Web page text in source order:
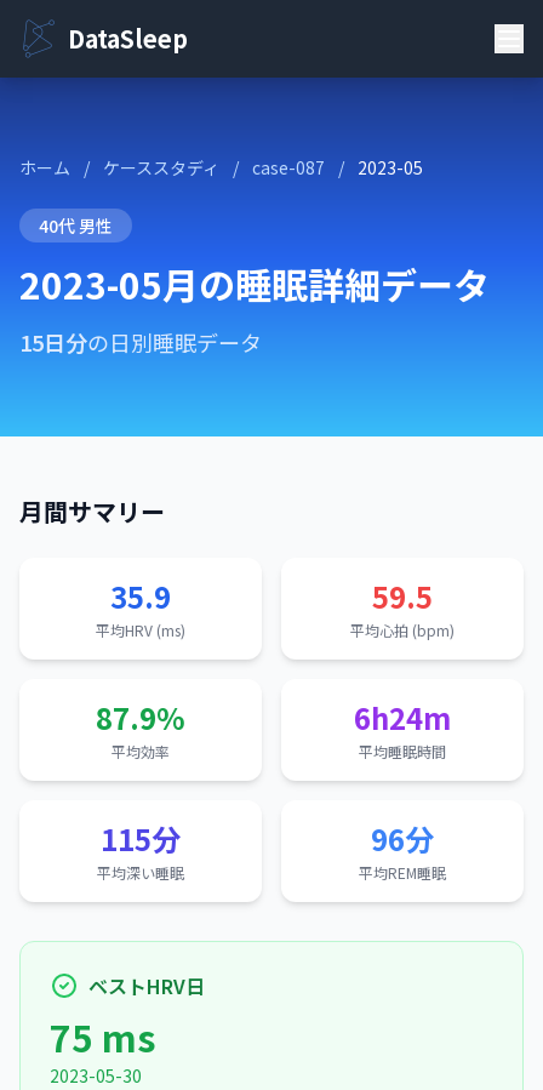
DataSleep
ホーム / ケーススタディ / case-087 / 2023-05
40代 男性
2023-05月の睡眠詳細データ
15日分の日別睡眠データ
月間サマリー
35.9
平均HRV (ms)
59.5
平均心拍 (bpm)
87.9%
平均効率
6h24m
平均睡眠時間
115分
平均深い睡眠
96分
平均REM睡眠
ベストHRV日
75 ms
2023-05-30